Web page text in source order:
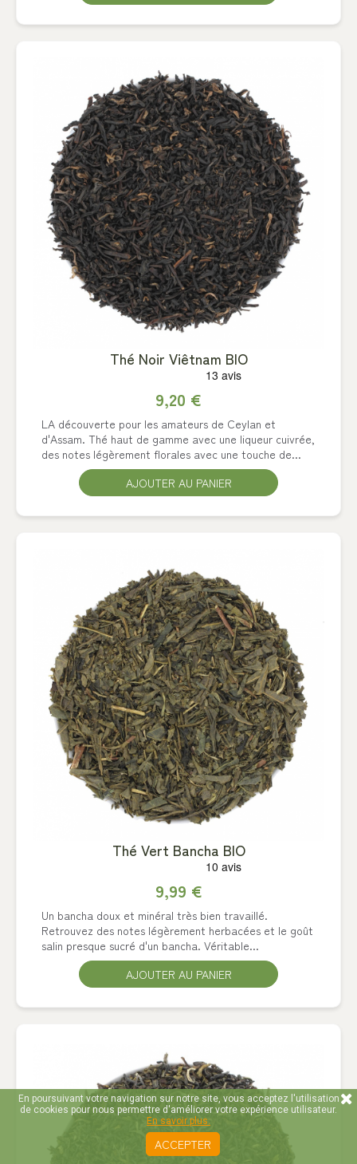
Thé Noir Viêtnam BIO
9,20 €
LA découverte pour les amateurs de Ceylan et
d'Assam. Thé haut de gamme avec une liqueur cuivrée,
des notes légèrement florales avec une touche de...
AJOUTER AU PANIER
Thé Vert Bancha BIO
9,99 €
Un bancha doux et minéral très bien travaillé.
Retrouvez des notes légèrement herbacées et le goût
salin presque sucré d'un bancha. Véritable...
AJOUTER AU PANIER
En poursuivant votre navigation sur notre site, vous acceptez l'utilisation
de cookies pour nous permettre d'améliorer votre expérience utilisateur.
En savoir plus.
ACCEPTER